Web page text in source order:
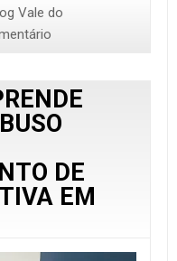
Vale do
DE
EM